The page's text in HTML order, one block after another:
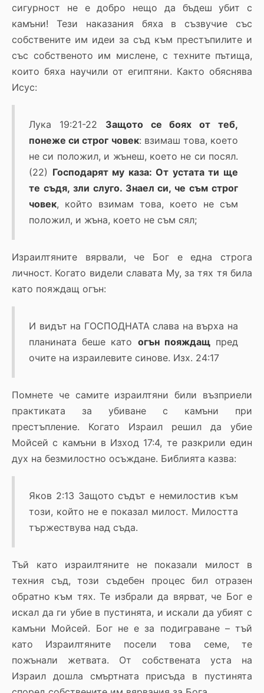
сигурност не е добро нещо да бъдеш убит с
камъни! Тези наказания бяха в съзвучие със
собствените им идеи за съд към престъпилите и
със собственото им мислене, с техните пътища,
които бяха научили от египтяни. Както обяснява
Исус:
Лука 19:21-22 Защото се боях от теб,
понеже си строг човек: взимаш това, което
не си положил, и жънеш, което не си посял.
(22) Господарят му каза: От устата ти ще
те съдя, зли слуго. Знаел си, че съм строг
човек, който взимам това, което не съм
положил, и жъна, което не съм сял;
Израилтяните вярвали, че Бог е една строга
личност. Когато видели славата Му, за тях тя била
като пояждащ огън:
И видът на ГОСПОДНАТА слава на върха на
планината беше като огън пояждащпред
очите на израилевите синове. Изх. 24:17
Помнете че самите израилтяни били възприели
практиката за убиване с камъни при
престъпление. Когато Израил решил да убие
Мойсей с камъни в Изход 17:4, те разкрили един
дух на безмилостно осъждане. Библията казва:
Яков 2:13 Защото съдът е немилостив към
този, който не е показал милост. Милостта
тържествува над съда.
Тъй като израилтяните не показали милост в
техния съд, този съдебен процес бил отразен
обратно към тях. Те избрали да вярват, че Бог е
искал да ги убие в пустинята, и искали да убият с
камъни Мойсей. Бог не е за подиграване – тъй
като Израилтяните посели това семе, те
пожънали жетвата. От собствената уста на
Израил дошла смъртната присъда в пустинята